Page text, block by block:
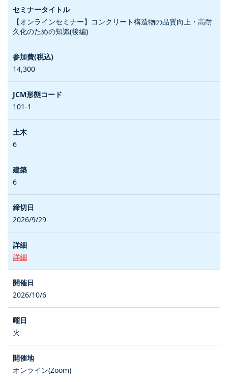
【オンラインセミナー】コンクリート構造物の品質向上・高耐
久化のための知識(後編)
14,300
101-1
6
6
2026/9/29
詳細
2026/10/6
火
オンライン(Zoom)